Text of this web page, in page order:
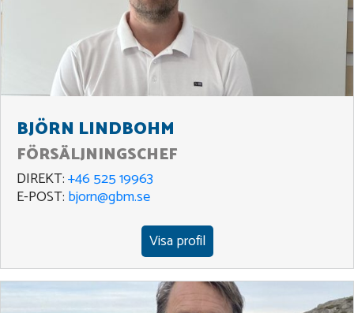
BJÖRN LINDBOHM
FÖRSÄLJNINGSCHEF
DIREKT:+46 525 19963
E-POST: bjorn@gbm.se
Visa profil